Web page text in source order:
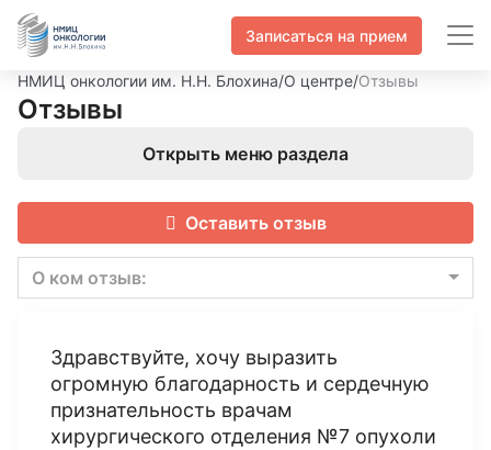
Записаться на прием
НМИЦ онкологии им. Н.Н. Блохина/О центре/Отзывы
Отзывы
Открыть меню раздела
Оставить отзыв
О ком отзыв:
Здравствуйте, хочу выразить
огромную благодарность и сердечную
признательность врачам
хирургического отделения №7 опухоли